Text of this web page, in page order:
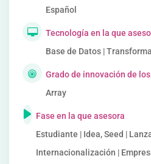
Español
Tecnología en la que
Base de Datos |
Grado de innovación de
Array
Fase en la que asesora
Estudiante | Idea, Seed |
Internacionalización |